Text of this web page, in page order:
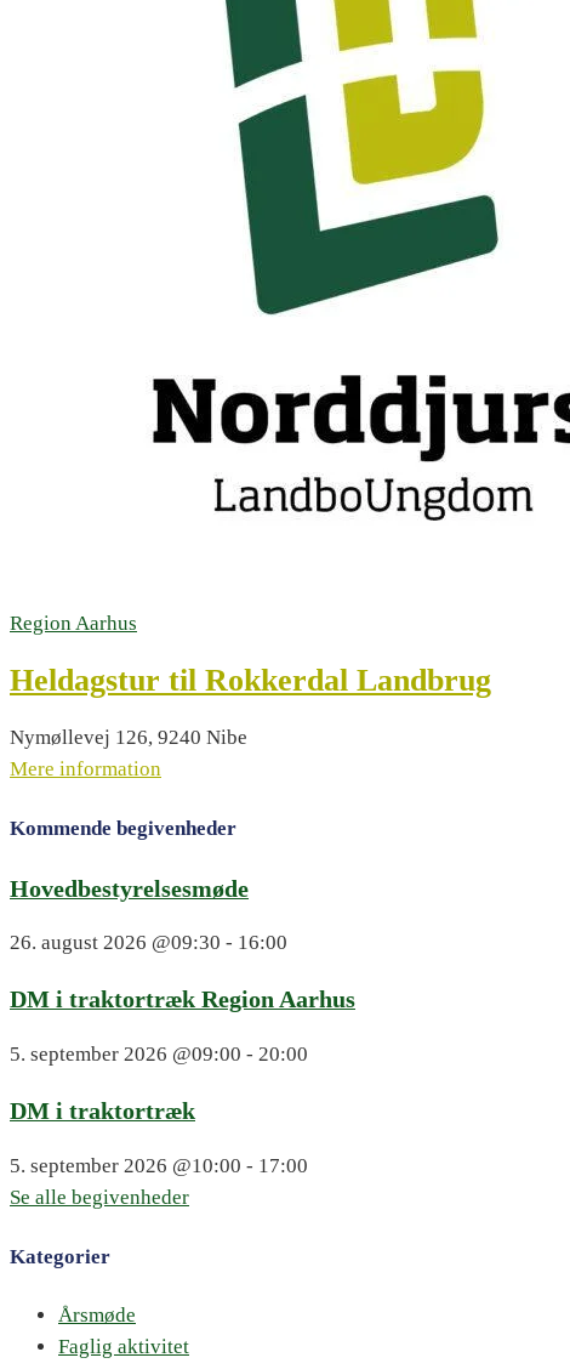
Region Aarhus
Heldagstur til Rokkerdal Landbrug
Nymøllevej 126, 9240 Nibe
Mere information
Kommende begivenheder
Hovedbestyrelsesmøde
26. august 2026 @09:30 - 16:00
DM i traktortræk Region Aarhus
5. september 2026 @09:00 - 20:00
DM i traktortræk
5. september 2026 @10:00 - 17:00
Se alle begivenheder
Kategorier
Årsmøde
Faglig aktivitet